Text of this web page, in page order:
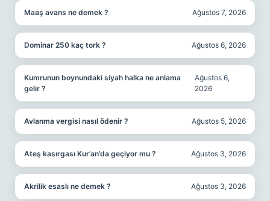
Maaş avans ne demek ? Ağustos 7, 2026
Dominar 250 kaç tork ? Ağustos 6, 2026
Kumrunun boynundaki siyah halka ne anlama
gelir ?
Ağustos 6,
2026
Avlanma vergisi nasıl ödenir ? Ağustos 5, 2026
Ateş kasırgası Kur’an’da geçiyor mu ? Ağustos 3, 2026
Akrilik esaslı ne demek ? Ağustos 3, 2026